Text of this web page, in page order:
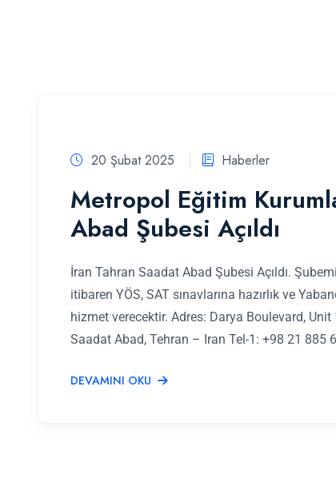
20 Şubat 2025 Haberler
Metropol Eğitim
Abad Şubesi Açıldı
İran Tahran Saadat Abad Şubesi Açıldı.
itibaren YÖS, SAT sınavlarına hazırlık ve
hizmet verecektir. Adres: Darya Boulevard,
Saadat Abad, Tehran – Iran Tel-1: +98 21 885
DEVAMINI OKU